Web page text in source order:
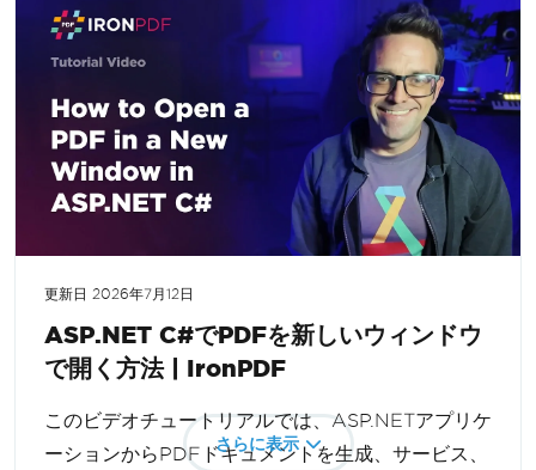
更新日 2026年7月12日
ASP.NET C#でPDFを新しいウィンドウ
で開く方法 | IronPDF
このビデオチュートリアルでは、ASP.NETアプリケ
ーションからPDFドキュメントを生成、サービス、
さらに表示